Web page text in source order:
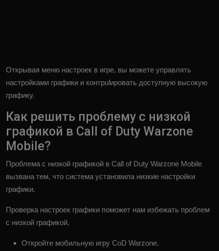
Открывая меню настроек в игре, вы можете управлять
настройками графики и контрulировать доступную высокую
графику.
Как решить проблему с низкой
графикой в ​​Call of Duty Warzone
Mobile?
Проблема с низкой графикой в ​​Call of Duty Warzone Mobile
вызвана тем, что система установила низкие настройки
графики.
Проверка настроек графики поможет нам избежать проблем
с низкой графикой.
Откройте мобильную игру CoD Warzone.